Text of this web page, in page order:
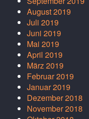
August 2019
Juli 2019
Juni 2019
Mai 2019
April 2019
März 2019
Februar 2019
Januar 2019
Dezember 2018
November 2018